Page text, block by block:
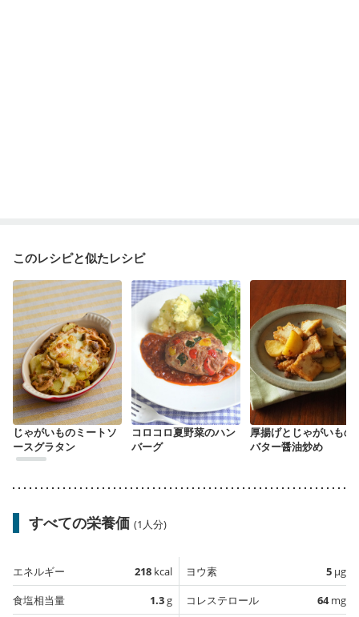
このレシピと似たレシピ
じゃがいものミートソ
ースグラタン
コロコロ夏野菜のハン
バーグ
厚揚げとじゃがいもの
バター醤油炒め
すべての栄養価 (1人分)
エネルギー 218 kcal
食塩相当量
1.3g
ヨウ素 5 µg
コレステロール
64mg